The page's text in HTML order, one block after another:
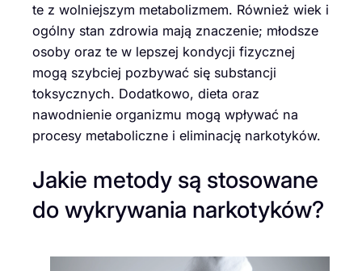
te z wolniejszym metabolizmem. Również wiek i
ogólny stan zdrowia mają znaczenie; młodsze
osoby oraz te w lepszej kondycji fizycznej
mogą szybciej pozbywać się substancji
toksycznych. Dodatkowo, dieta oraz
nawodnienie organizmu mogą wpływać na
procesy metaboliczne i eliminację narkotyków.
Jakie metody są stosowane
do wykrywania narkotyków?